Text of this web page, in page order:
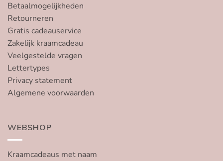
Betaalmogelijkheden
Retourneren
Gratis cadeauservice
Zakelijk kraamcadeau
Veelgestelde vragen
Lettertypes
Privacy statement
Algemene voorwaarden
WEBSHOP
Kraamcadeaus met naam